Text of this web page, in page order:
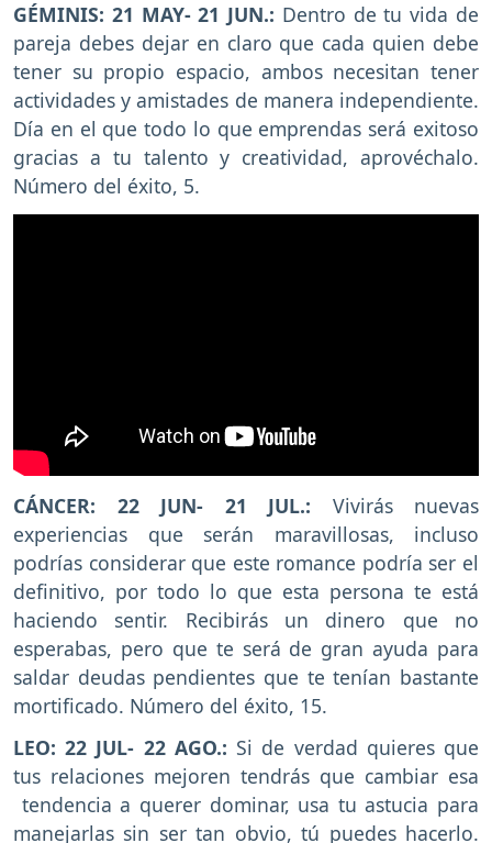
GÉMINIS: 21 MAY- 21 JUN.: Dentro de tu vida de
pareja debes dejar en claro que cada quien debe
tener su propio espacio, ambos necesitan tener
actividades y amistades de manera independiente.
Día en el que todo lo que emprendas será exitoso
gracias a tu talento y creatividad, aprovéchalo.
Número del éxito, 5.
CÁNCER: 22 JUN- 21 JUL.: Vivirás nuevas
experiencias que serán maravillosas, incluso
podrías considerar que este romance podría ser el
definitivo, por todo lo que esta persona te está
haciendo sentir. Recibirás un dinero que no
esperabas, pero que te será de gran ayuda para
saldar deudas pendientes que te tenían bastante
mortificado. Número del éxito, 15.
LEO: 22 JUL- 22 AGO.: Si de verdad quieres que
tus relaciones mejoren tendrás que cambiar esa
tendencia a querer dominar, usa tu astucia para
manejarlas sin ser tan obvio, tú puedes hacerlo.